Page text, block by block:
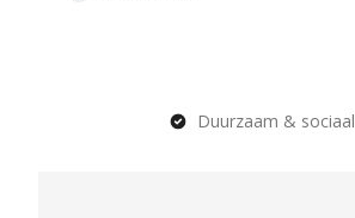
Duurzaam & sociaal